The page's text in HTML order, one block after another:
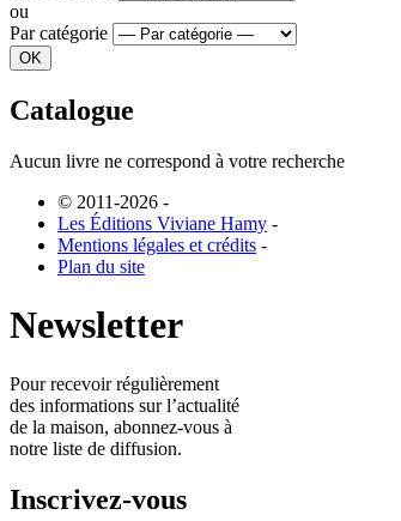
ou
Par catégorie
Catalogue
Aucun livre ne correspond à votre recherche
© 2011-2026 -
Les Éditions Viviane Hamy -
Mentions légales et crédits -
Plan du site
Newsletter
Pour recevoir régulièrement
des informations sur l’actualité
de la maison, abonnez-vous à
notre liste de diffusion.
Inscrivez-vous